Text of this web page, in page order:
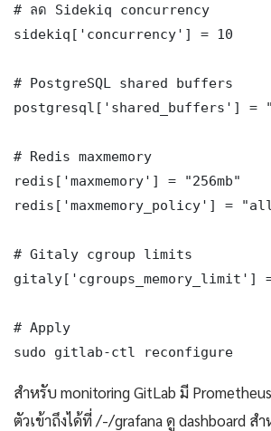
# ลด Sidekiq concurrency
sidekiq['concurrency'] = 10
# PostgreSQL shared buffers
postgresql['shared_buffers'] =
# Redis maxmemory
redis['maxmemory'] = "256mb"
redis['maxmemory_policy'] =
# Gitaly cgroup limits
gitaly['cgroups_memory_limit'] =
# Apply
sudo gitlab-ctl reconfigure
สำหรับ monitoring GitLab มี
ตัวเข้าถึงได้ที่ /-/grafana ดู dashboard สำ